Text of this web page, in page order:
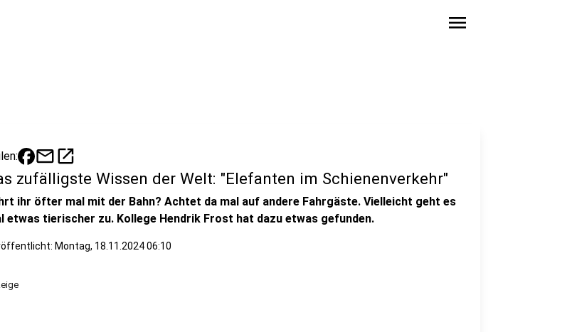
menu
mailopen_in_new
zufälligste Wissen der Welt: "Elefanten im Schienenverkehr"
ihr öfter mal mit der Bahn? Achtet da mal auf andere Fahrgäste. Vielleicht geht es
etwas tierischer zu. Kollege Hendrik Frost hat dazu etwas gefunden.
Montag, 18.11.2024 06:10